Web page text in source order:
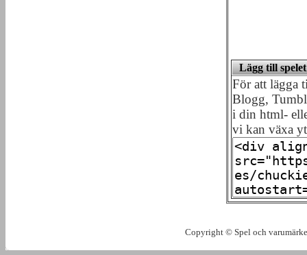
Lägg till
För att lägga
Blogg,
i din html-
vi kan växa
Copyright © Spel och